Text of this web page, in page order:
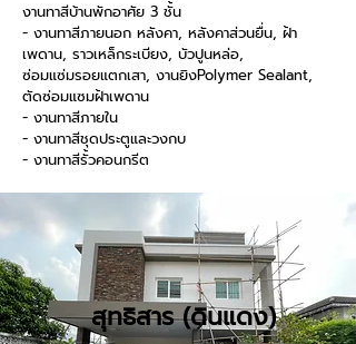
งานทาสีบ้านพักอาศัย 3 ชั้น
- งานทาสีภายนอก หลังคา, หลังคาส่วนยื่น, ฝ้า
เพดาน, ราวเหล็กระเบียง, บัวปูนหล่อ,
ซ่อมแซ่มรอยแตกเสา, งานยิงPolymer Sealant,
ตัดซ่อมแซมฝ้าเพดาน
- งานทาสีภายใน
- งานทาสีชุดประตูและวงกบ
- งานทาสีรั้วคอนกรีต
สุทธิสาร (ดินแดง)